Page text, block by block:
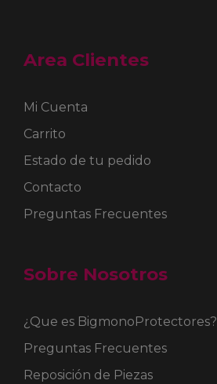
Area Clientes
Mi Cuenta
Carrito
Estado de tu pedido
Contacto
Preguntas Frecuentes
Sobre Nosotros
¿Que es BigmonoProtectores?
Preguntas Frecuentes
Reposición de Piezas